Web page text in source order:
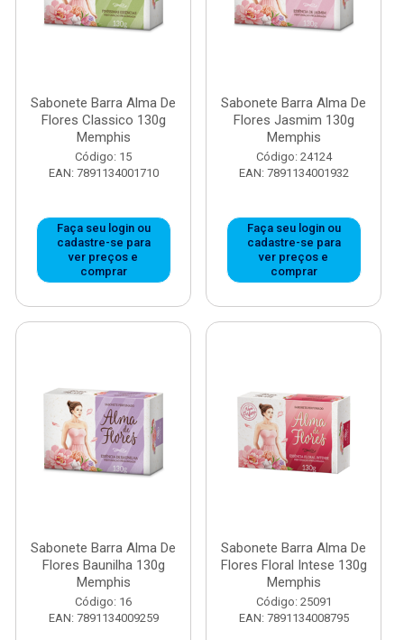
Sabonete Barra Alma De
Flores Classico 130g
Memphis
Código: 15
EAN: 7891134001710
Faça seu login ou
cadastre-se para
ver preços e
comprar
Sabonete Barra Alma De
Flores Jasmim 130g
Memphis
Código: 24124
EAN: 7891134001932
Faça seu login ou
cadastre-se para
ver preços e
comprar
Sabonete Barra Alma De
Flores Baunilha 130g
Memphis
Código: 16
EAN: 7891134009259
Sabonete Barra Alma De
Flores Floral Intese 130g
Memphis
Código: 25091
EAN: 7891134008795